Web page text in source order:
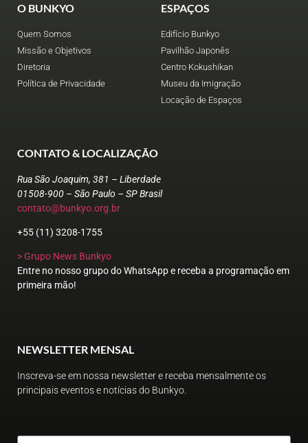
O BUNKYO
Quem Somos
Missão e Objetivos
Diretoria
Política de Privacidade
ESPAÇOS
Edifício Bunkyo
Pavilhão Japonês
Centro Kokushikan
Museu da Imigração
Locação de Espaços
CONTATO & LOCALIZAÇÃO
Rua São Joaquim, 381 – Liberdade
01508-900 – São Paulo – SP Brasil
contato@bunkyo.org.br
+55 (11) 3208-1755
> Grupo News Bunkyo
Entre no nosso grupo do WhatsApp e receba a programação em
primeira mão!
NEWSLETTER MENSAL
Inscreva-se em nossa newsletter e receba mensalmente os
principais eventos e notícias do Bunkyo.